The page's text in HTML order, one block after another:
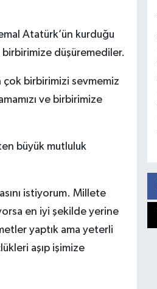
Atatürk’ün kurduğu
birbirimize düşüremediler.
çok birbirimizi sevmemiz
ve birbirimize
büyük mutluluk
istiyorum. Millete
en iyi şekilde yerine
yaptık ama yeterli
aşıp işimize